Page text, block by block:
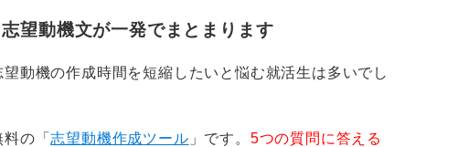
望動機文が一発でまとまります
動機の作成時間を短縮したいと悩む就活生は多いでし
料の「志望動機作成ツール 」です。 5つの質問に答える